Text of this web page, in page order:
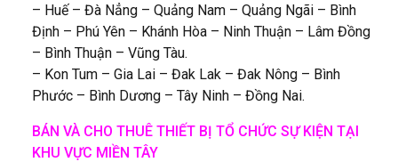
– Huế – Đà Nẳng – Quảng Nam – Quảng Ngãi – Bình
Định – Phú Yên – Khánh Hòa – Ninh Thuận – Lâm Đồng
– Bình Thuận – Vũng Tàu.
– Kon Tum – Gia Lai – Đak Lak – Đak Nông – Bình
Phước – Bình Dương – Tây Ninh – Đồng Nai.
BÁN VÀ CHO THUÊ THIẾT BỊ TỔ CHỨC SỰ KIỆN TẠI
KHU VỰC MIỀN TÂY